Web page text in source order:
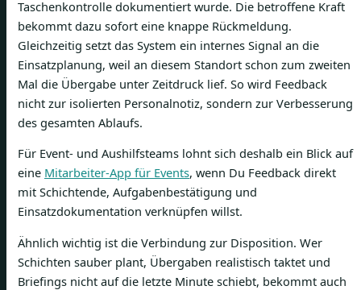
Taschenkontrolle dokumentiert wurde. Die betroffene Kraft
bekommt dazu sofort eine knappe Rückmeldung.
Gleichzeitig setzt das System ein internes Signal an die
Einsatzplanung, weil an diesem Standort schon zum zweiten
Mal die Übergabe unter Zeitdruck lief. So wird Feedback
nicht zur isolierten Personalnotiz, sondern zur Verbesserung
des gesamten Ablaufs.
Für Event- und Aushilfsteams lohnt sich deshalb ein Blick auf
eine Mitarbeiter-App für Events, wenn Du Feedback direkt
mit Schichtende, Aufgabenbestätigung und
Einsatzdokumentation verknüpfen willst.
Ähnlich wichtig ist die Verbindung zur Disposition. Wer
Schichten sauber plant, Übergaben realistisch taktet und
Briefings nicht auf die letzte Minute schiebt, bekommt auch